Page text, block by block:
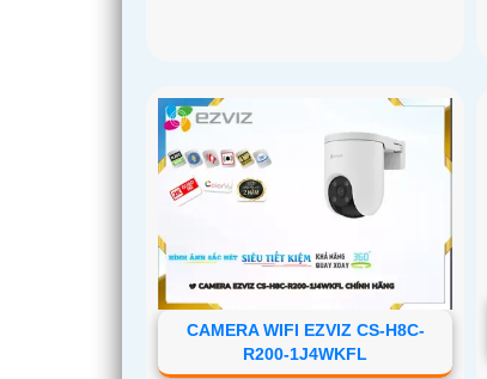
CAMERA WIFI EZVIZ CS-H8C-
R200-1J4WKFL